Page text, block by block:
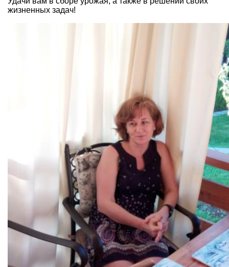
жизненных задач!